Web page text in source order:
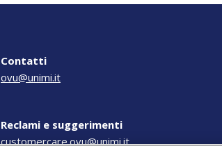
Contatti
ovu@unimi.it
Reclami e suggerimenti
customercare.ovu@unimi.it